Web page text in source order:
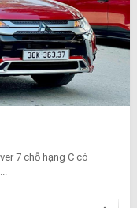
7 chỗ hạng C có